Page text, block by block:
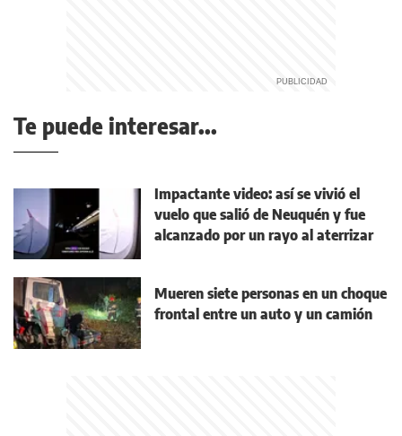
Te puede interesar...
Impactante video: así se vivió el
vuelo que salió de Neuquén y fue
alcanzado por un rayo al aterrizar
Mueren siete personas en un choque
frontal entre un auto y un camión